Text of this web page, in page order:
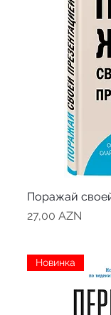
Поражай
Цена
27,00 AZN
Новинка